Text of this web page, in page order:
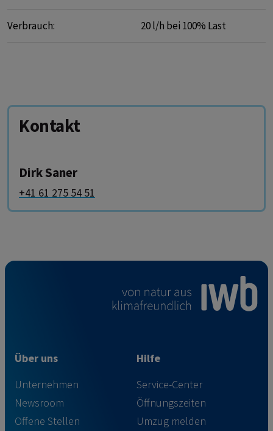
Verbrauch: 20 l/h bei 100% Last
Kontakt
Dirk Saner
+41 61 275 54 51
Über uns
Unternehmen
Newsroom
Offene Stellen
Hilfe
Service-Center
Öffnungszeiten
Umzug melden